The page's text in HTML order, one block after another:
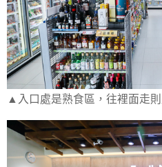
▲入口處是熟食區，往裡面走